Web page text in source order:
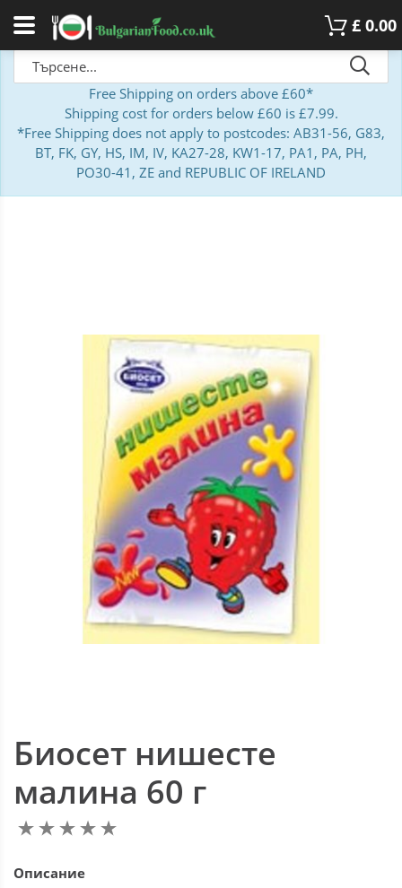
£ 0.00
Free Shipping on orders above £60*
Shipping cost for orders below £60 is £7.99.
*Free Shipping does not apply to postcodes: AB31-56, G83,
BT, FK, GY, HS, IM, IV, KA27-28, KW1-17, PA1, PA, PH,
PO30-41, ZE and REPUBLIC OF IRELAND
Биосет нишесте
малина 60 г
Описание